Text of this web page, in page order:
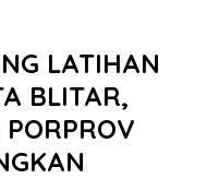
LATIHAN
BLITAR,